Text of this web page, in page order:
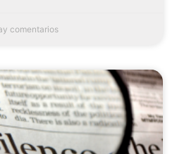
comentarios